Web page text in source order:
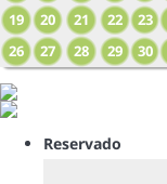
19
20 21 22 23
26
27 28 29 30
Reservado